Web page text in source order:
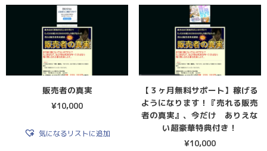
販売者の真実
¥10,000
気になるリストに追加
【３ヶ月無料サポート】稼げる
ようになります！『売れる販売
者の真実』、今だけ ありえな
い超豪華特典付き！
¥10,000